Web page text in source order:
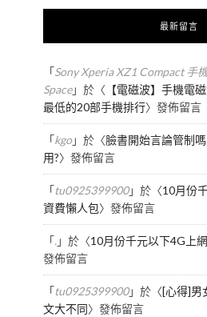
最新留言
「Sony Xperia XZ1 Compact 手
Space」於〈 【電磁波】手機電
最低的20部手機排行〉發佈留言
「kgo」於〈臉書開始言論管制
用?〉發佈留言
「tu0925399900」於〈10月份
資費懶人包〉發佈留言
「.」於〈10月份千元以下4G上
發佈留言
「tu0925399900」於〈[心得]男
文大不同〉發佈留言